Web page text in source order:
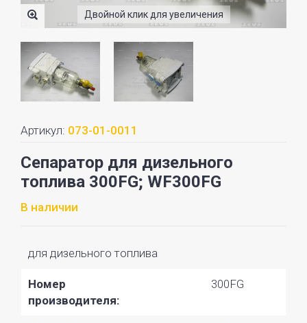
Двойной клик для увеличения
Артикул: 073-01-0011
Сепаратор для дизельного
топлива 300FG; WF300FG
В наличии
для дизельного топлива
Номер
производителя:
300FG